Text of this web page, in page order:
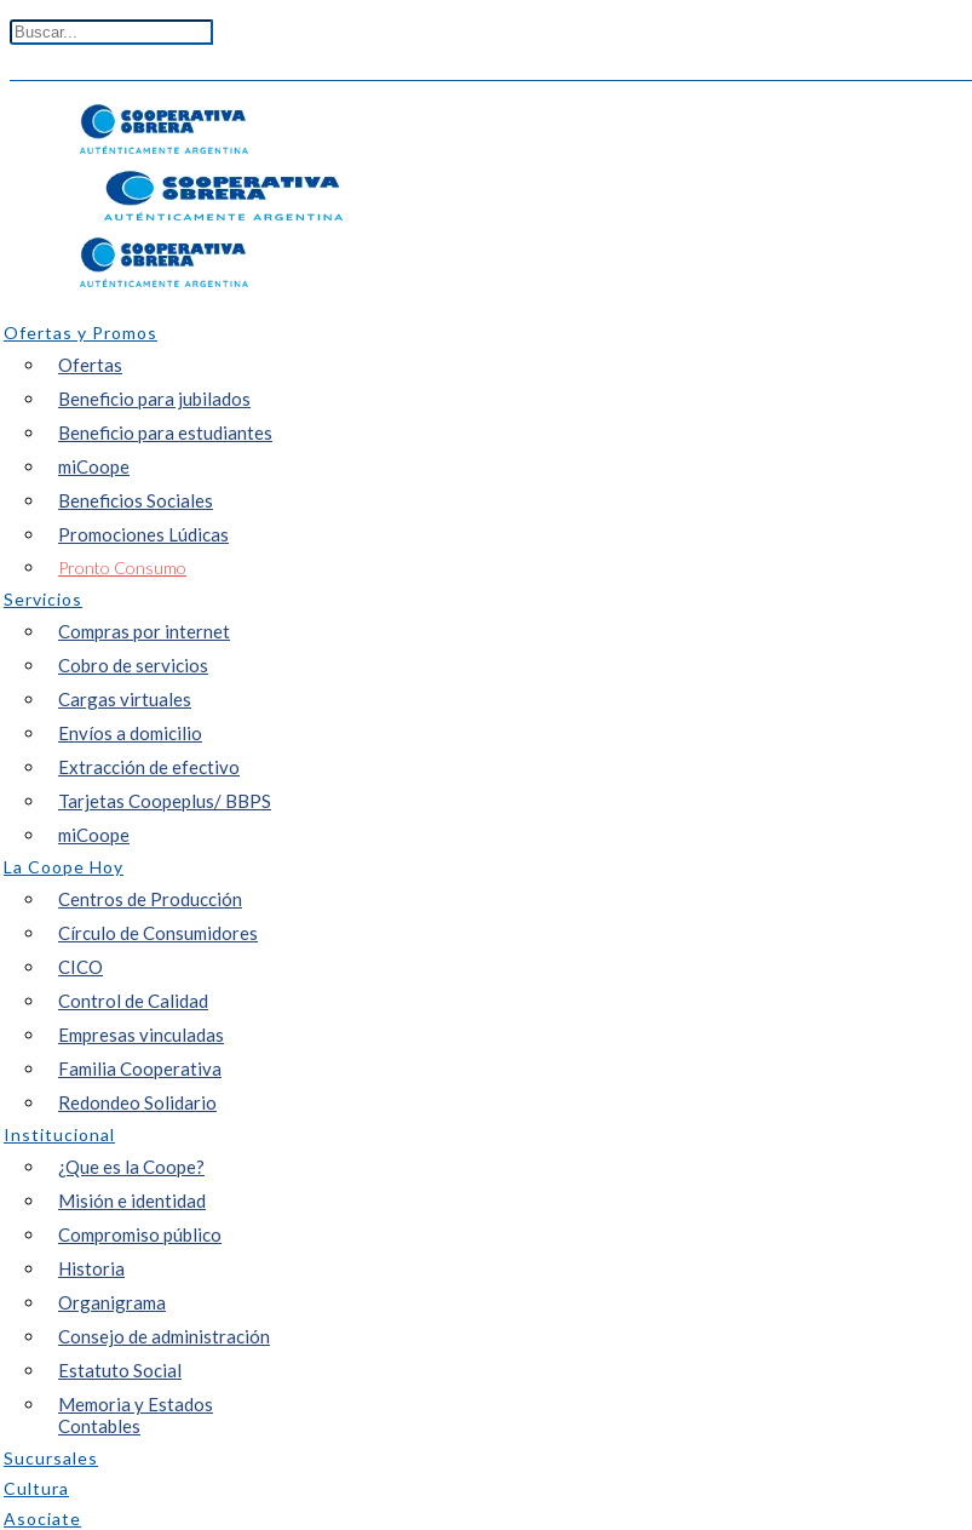
Ofertas y Promos
Ofertas
Beneficio para jubilados
Beneficio para estudiantes
miCoope
Beneficios Sociales
Promociones Lúdicas
Pronto Consumo
Servicios
Compras por internet
Cobro de servicios
Cargas virtuales
Envíos a domicilio
Extracción de efectivo
Tarjetas Coopeplus/ BBPS
miCoope
La Coope Hoy
Centros de Producción
Círculo de Consumidores
CICO
Control de Calidad
Empresas vinculadas
Familia Cooperativa
Redondeo Solidario
Institucional
¿Que es la Coope?
Misión e identidad
Compromiso público
Historia
Organigrama
Consejo de administración
Estatuto Social
Memoria y Estados
Contables
Sucursales
Cultura
Asociate